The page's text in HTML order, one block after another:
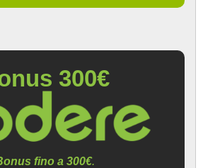
300€
fino a 300€.